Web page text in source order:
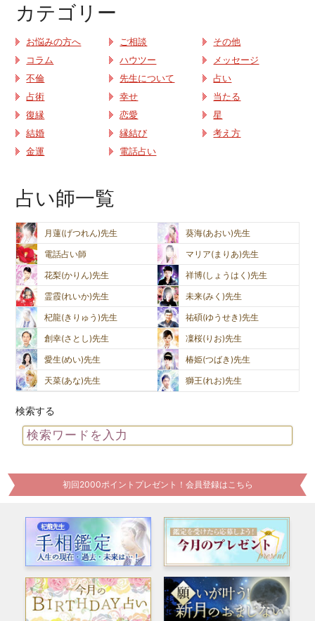
カテゴリー
お悩みの方へ ご相談
その他
コラム
ハウツー
メッセージ
不倫
先生について
占い
占術
幸せ
当たる
復縁
恋愛
星
結婚
縁結び
考え方
金運
電話占い
占い師一覧
月蓮(げつれん)先生
葵海(あおい)先生
電話占い師
マリア(まりあ)先生
花梨(かりん)先生
祥博(しょうはく)先生
霊霞(れいか)先生
未来(みく)先生
杞龍(きりゅう)先生
祐碩(ゆうせき)先生
創幸(さとし)先生
凜桜(りお)先生
愛生(めい)先生
椿姫(つばき)先生
天菜(あな)先生
獅王(れお)先生
検索する
初回2000ポイントプレゼント！会員登録はこちら